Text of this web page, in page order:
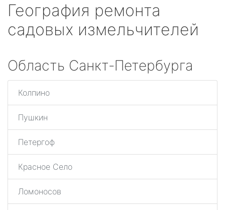
География ремонта
садовых измельчителей
Область Санкт-Петербурга
Колпино
Пушкин
Петергоф
Красное Село
Ломоносов